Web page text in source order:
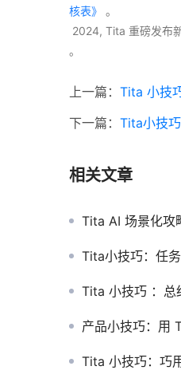
核表》
。
2024, Tita 重磅发布
。
上一篇： Tita 小技
下一篇： Tita小技
相关文章
Tita AI 场景化攻
Tita小技巧：任务
Tita 小技巧 ：总结
产品小技巧：用
Tita 小技巧：巧用「